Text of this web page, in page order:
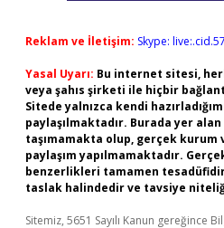
Reklam ve İletişim: Skype:
Yasal Uyarı: Bu internet sitesi,
veya şahıs şirketi ile hiçbir
Sitede yalnızca kendi
paylaşılmaktadır. Burada yer
taşımamakta olup, gerçek kurum
paylaşım yapılmamaktadır.
benzerlikleri tamamen
taslak halindedir ve tavsiye
Sitemiz, 5651 Sayılı Kanun gereğince